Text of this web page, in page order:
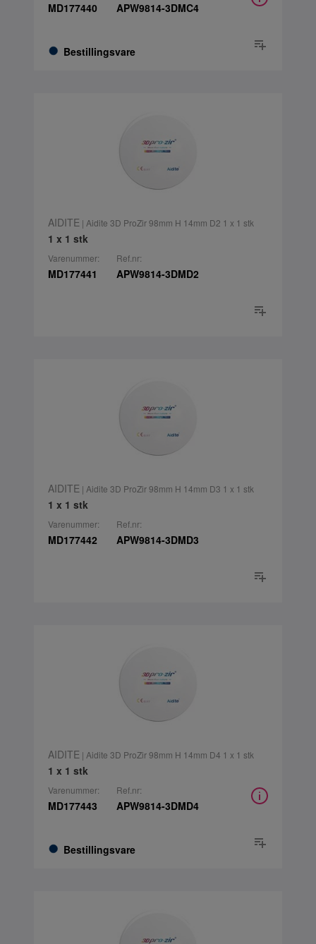
MD177440
Bestillingsvare
APW9814-3DMC4
AIDITE | Aidite 3D ProZir 98mm H 14mm D2 1 x 1 stk
1 x 1 stk
Varenummer:
MD177441
Ref.nr:
APW9814-3DMD2
AIDITE | Aidite 3D ProZir 98mm H 14mm D3 1 x 1 stk
1 x 1 stk
Varenummer:
MD177442
Ref.nr:
APW9814-3DMD3
AIDITE | Aidite 3D ProZir 98mm H 14mm D4 1 x 1 stk
1 x 1 stk
Varenummer:
MD177443
Bestillingsvare
Ref.nr:
APW9814-3DMD4